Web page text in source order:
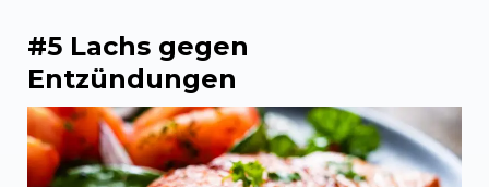
#5 Lachs gegen
Entzündungen